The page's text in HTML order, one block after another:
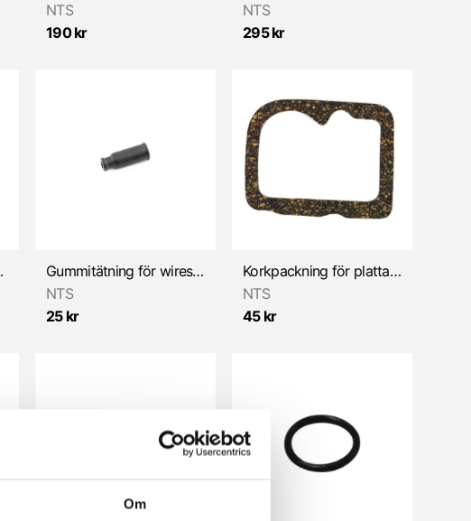
Om
NTS
190 kr
NTS
295 kr
(Sachs)
Gummitätning för wiresträckare, Bing förg.
NTS
25 kr
Korkpackning för platta under förgasare/SSB 8,5-12mm (Sachs)
NTS
45 kr